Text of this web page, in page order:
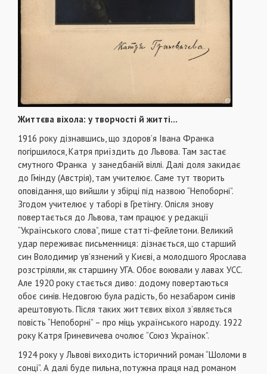
Життєва віхола: у творчості й житті…
1916 року дізнавшись, що здоров’я Івана Франка
погіршилося, Катря приїздить до Львова. Там застає
смутного Франка у занедбаній віллі. Далі доля закидає
до Гмінду (Австрія), там учителює. Саме тут творить
оповідання, що вийшли у збірці під назвою “Непоборні”.
Згодом учителює у таборі в Гретінгу. Опісля знову
повертається до Львова, там працює у редакції
“Українського слова”, пише статті-фейлетони. Великий
удар переживає письменниця: дізнається, що старший
син Володимир ув’язнений у Києві, а молодшого Ярослава
розстріляли, як старшину УГА. Обоє воювали у лавах УСС.
Але 1920 року стається диво: додому повертаються
обоє синів. Недовгою була радість, бо незабаром синів
арештовують. Після таких життєвих віхол з’являється
повість “Непоборні” – про міць українського народу. 1922
року Катря Гриневичева очолює “Союз Українок”.
1924 року у Львові виходить історичний роман “Шоломи в
сонці”. А далі буде пильна, потужна праця над романом